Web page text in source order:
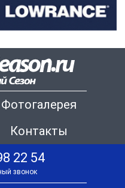
Фотогалерея
Контакты
22 54
звонок